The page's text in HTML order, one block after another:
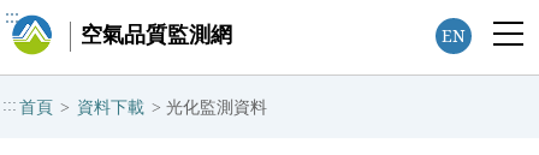
空氣品質監測網
:::
EN
::: 首頁 > 資料下載 > 光化監測資料